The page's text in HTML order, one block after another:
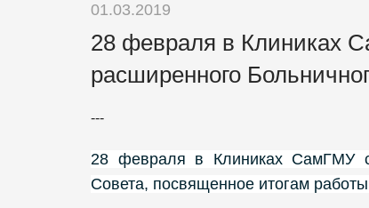
01.03.2019
28 февраля в Клиниках
расширенного
---
28 февраля в Клиниках СамГМУ
Совета, посвященное итогам